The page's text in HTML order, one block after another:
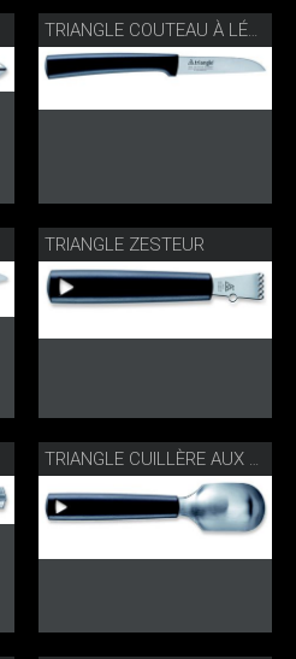
TRIANGLE COUTEAU À LÉGUMES
TRIANGLE ZESTEUR
TRIANGLE CUILLÈRE AUX FRUITS